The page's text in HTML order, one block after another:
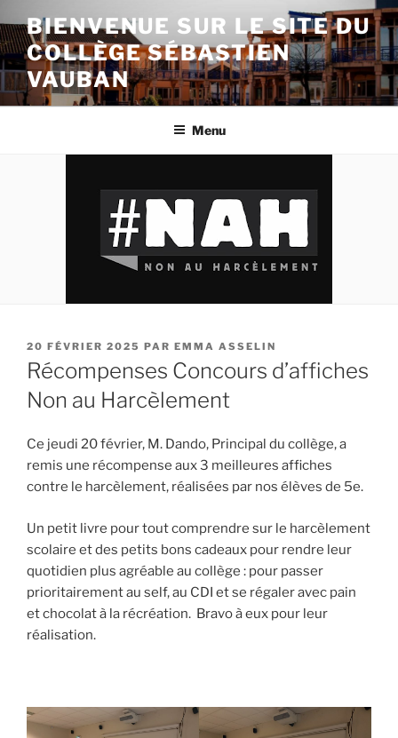
au
contenu
principal
BIENVENUE SUR LE SITE DU
COLLÈGE SÉBASTIEN
VAUBAN
Menu
PUBLIÉ
LE
20 FÉVRIER 2025 PAR EMMA ASSELIN
Récompenses Concours d’affiches
Non au Harcèlement
Ce jeudi 20 février, M. Dando, Principal du collège, a
remis une récompense aux 3 meilleures affiches
contre le harcèlement, réalisées par nos élèves de 5e.
Un petit livre pour tout comprendre sur le harcèlement
scolaire et des petits bons cadeaux pour rendre leur
quotidien plus agréable au collège : pour passer
prioritairement au self, au CDI et se régaler avec pain
et chocolat à la récréation. Bravo à eux pour leur
réalisation.